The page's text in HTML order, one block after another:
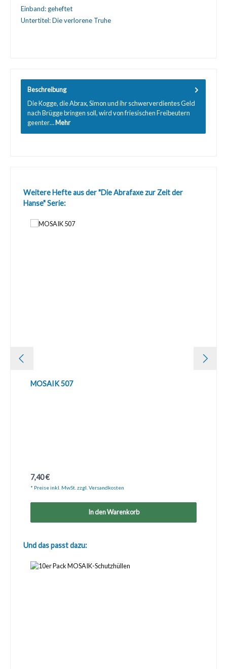
Einband: geheftet
Untertitel:Die verlorene Truhe
Beschreibung
Die Kogge, die Abrax, Simon und ihr schwerverdientes Geld
nach Brügge bringen soll, wird von friesischen Freibeutern
geenter…Mehr
Produktgalerie überspringen
Weitere Hefte aus der "Die Abrafaxe zur Zeit der
Hanse" Serie:
MOSAIK 507
Regulärer Preis:
7,40 €
* Preise inkl. MwSt. zzgl. Versandkosten
In den Warenkorb
Produktgalerie überspringen
Und das passt dazu: